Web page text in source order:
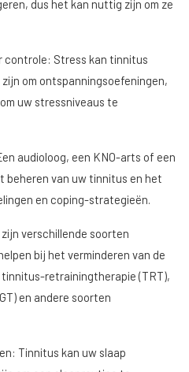
dus het kan nuttig zijn om ze
controle: Stress kan tinnitus
om ontspanningsoefeningen,
uw stressniveaus te
audioloog, een KNO-arts of een
beheren van uw tinnitus en het
en coping-strategieën.
verschillende soorten
bij het verminderen van de
retrainingtherapie (TRT),
en andere soorten
Tinnitus kan uw slaap